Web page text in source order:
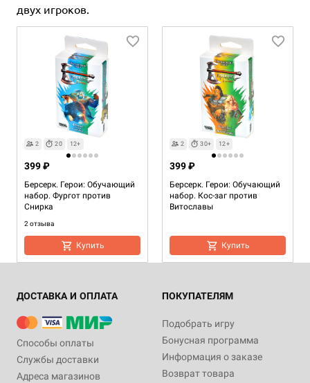
двух игроков.
2 20 12+
Берсерк. Герои: Обучающий
набор. Фургот против
Снирка
2 отзыва
399 ₽
Купить
2 30+ 12+
Берсерк. Герои: Обучающий
набор. Кос-заг против
Витославы
399 ₽
Купить
ДОСТАВКА И ОПЛАТА
Способы оплаты
Службы доставки
Адреса магазинов
ПОКУПАТЕЛЯМ
Подобрать игру
Бонусная программа
Информация о заказе
Возврат товара